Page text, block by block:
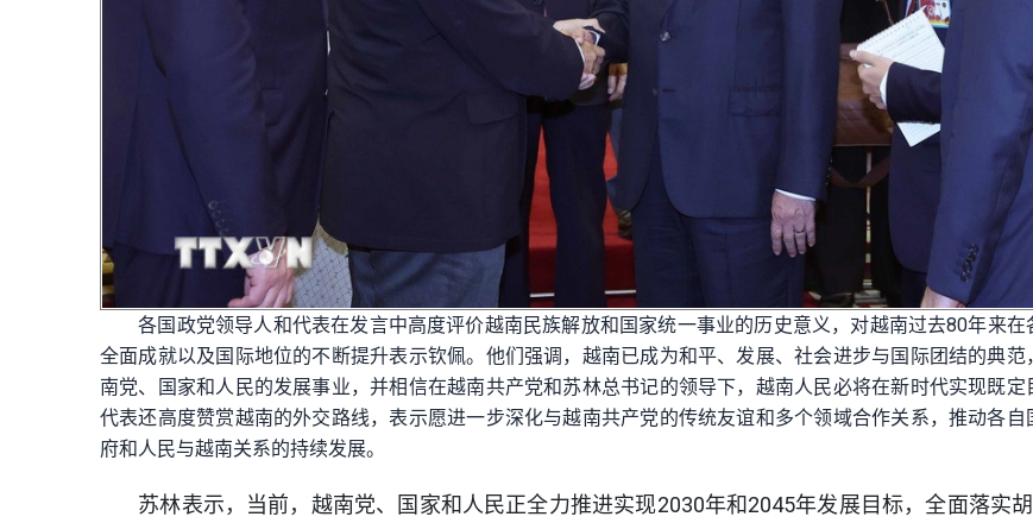
各国政党领导人和代表在发言中高度评价越南民族解放和国家统一事业的历史意义，对越南过去80年来在
全面成就以及国际地位的不断提升表示钦佩。他们强调，越南已成为和平、发展、社会进步与国际团结的典范
南党、国家和人民的发展事业，并相信在越南共产党和苏林总书记的领导下，越南人民必将在新时代实现既定
代表还高度赞赏越南的外交路线，表示愿进一步深化与越南共产党的传统友谊和多个领域合作关系，推动各自
府和人民与越南关系的持续发展。
苏林表示，当前，越南党、国家和人民正全力推进实现2030年和2045年发展目标，全面落实